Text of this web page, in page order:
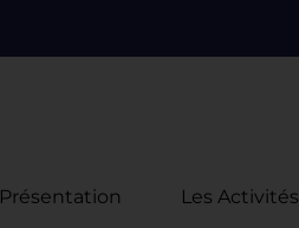
Présentation Les Activités